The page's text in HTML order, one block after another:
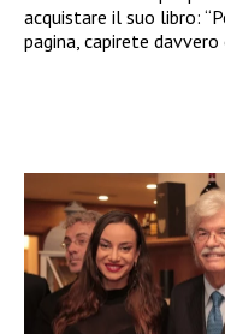
acquistare il suo libro:
pagina, capirete